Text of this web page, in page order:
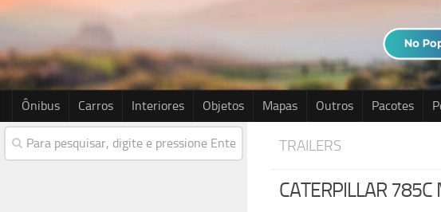
Ônibus Carros Interiores Objetos Mapas Outros Pacotes
TRAILERS
CATERPILLAR 785C